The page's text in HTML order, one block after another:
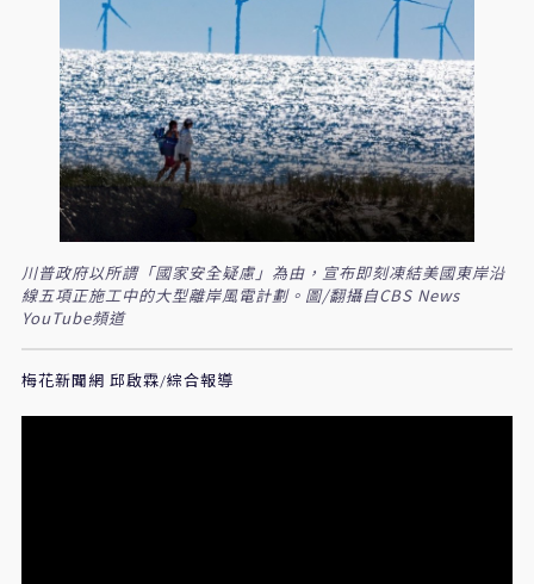
川普政府以所謂「國家安全疑慮」為由，宣布即刻凍結美國東岸沿
線五項正施工中的大型離岸風電計劃。圖/翻攝自CBS News
YouTube頻道
梅花新聞網 邱啟霖/綜合報導